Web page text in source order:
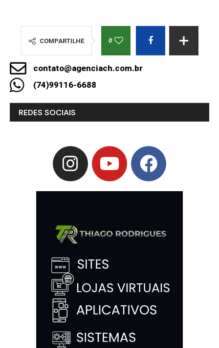
COMPARTILHE 0
contato@agenciach.com.br
(74)99116-6688
REDES SOCIAIS